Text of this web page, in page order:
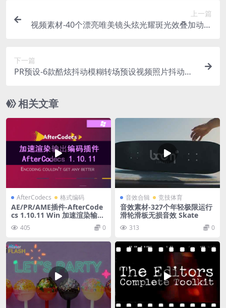
上一篇
视频素材-40个漂亮唯美镜头炫光耀斑光效叠加动画
下一篇
PR预设-6款酷炫抖动模糊转场预设视频照片抖动模
相关文章
AfterCodecs 格式编码
AE/PR/AME插件-AfterCode
cs 1.10.11 Win 加速渲染输出
编码插件
405 0
音效合辑 竞技体育
音效素材-327个年轻极限运行
滑轮滑板无损音效 Skate
313 0